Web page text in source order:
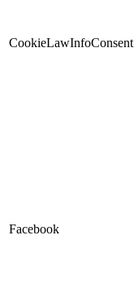
CookieLawInfoConsent
Facebook